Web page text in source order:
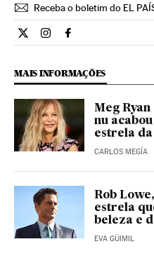
Receba o boletim do EL
Cultura El País Brasil en
Cultura El País Brasil
Cultura El País
MAIS INFORMAÇÕES
Meg Ryan
nu
estrela
CARLOS MEGÍA
Rob
estrela
beleza e
EVA GÜIMIL